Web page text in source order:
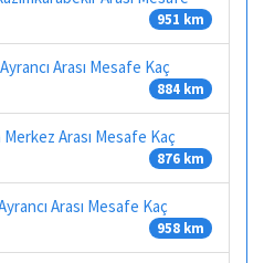
951 km
Arası Mesafe Kaç
884 km
Arası Mesafe Kaç
876 km
Arası Mesafe Kaç
958 km